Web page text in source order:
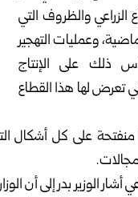
الزراعي والظروف التي
وعمليات التهجير
ذلك على الإنتاج
تعرض لها هذا القطاع
منفتحة على كل أشكال
أشار الوزير بدر إلى أن